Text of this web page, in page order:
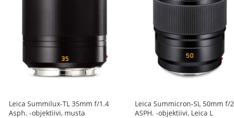
Leica Summilux-TL 35mm f/1.4
Asph. -objektiivi, musta
Leica Summicron-SL 50mm f/2
ASPH. -objektiivi, Leica L